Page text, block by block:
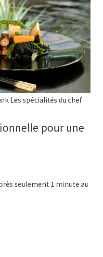
Les spécialités du chef
pour une
seulement 1 minute au